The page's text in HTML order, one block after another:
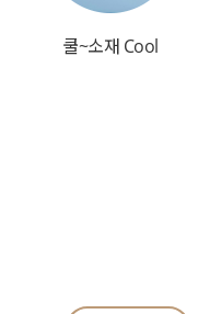
쿨~소재 Cool